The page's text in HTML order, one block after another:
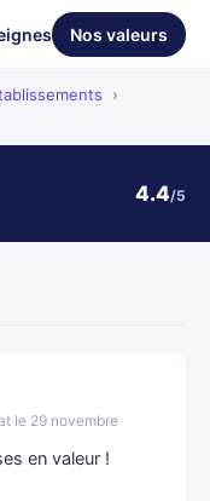
Nos valeurs
›
4.4/5
le 29 novembre
en valeur !